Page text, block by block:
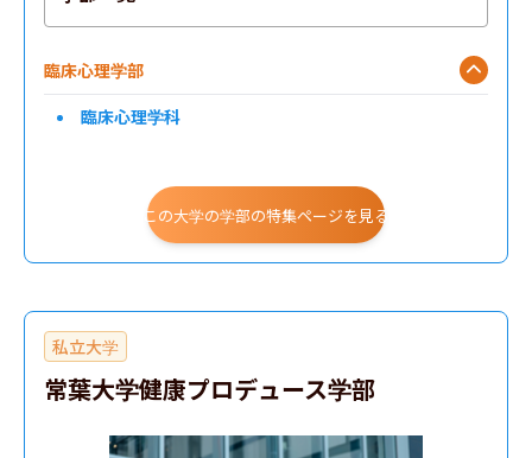
臨床心理学部
臨床心理学科
この大学の学部の特集ページを見る
私立大学
常葉大学健康プロデュース学部